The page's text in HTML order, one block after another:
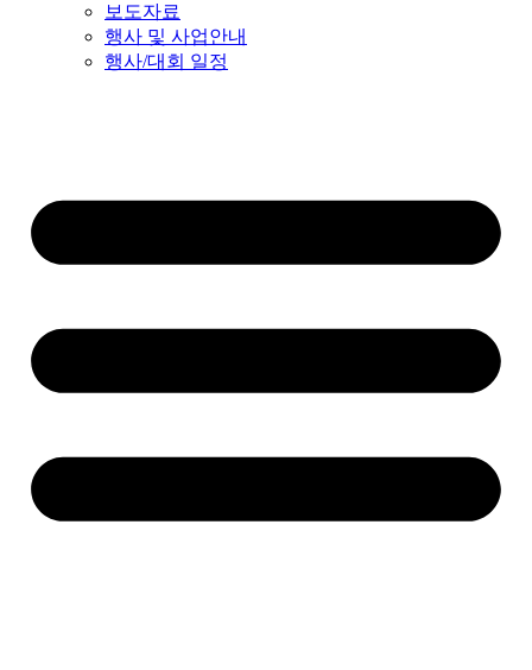
보도자료
행사 및 사업안내
행사/대회 일정